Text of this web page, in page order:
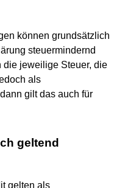
können grundsätzlich
steuermindernd
die jeweilige Steuer, die
als
gilt das auch für
geltend
gelten als